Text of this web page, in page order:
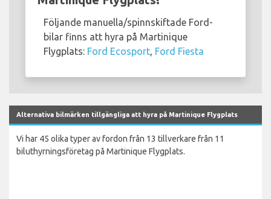
Följande manuella/spinnskiftade Ford-
bilar finns att hyra på Martinique
Flygplats: Ford Ecosport Ford Fiesta
Alternativa bilmärken tillgängliga att hyra på Martinique Flygplats
Vi har 45 olika typer av fordon från 13 tillverkare från 11
biluthyrningsföretag på Martinique Flygplats.